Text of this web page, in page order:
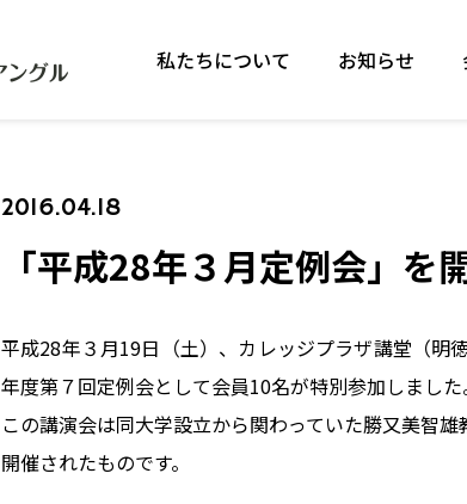
私たちについて お知らせ
2016.04.18
「平成28年３月定例会」を
平成28年３月19日（土）、カレッジプラザ講堂（明
年度第７回定例会として会員10名が特別参加しました
この講演会は同大学設立から関わっていた勝又美智
開催されたものです。